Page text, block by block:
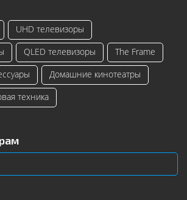
UHD телевизоры
QLED телевизоры
The Frame
Домашние кинотеатры
техника